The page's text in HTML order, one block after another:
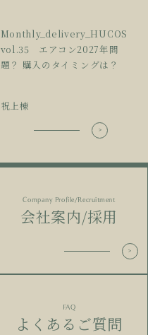
Monthly_delivery_HUCOS
vol.35 エアコン2027年問
題？ 購入のタイミングは？
祝上棟
Company Profile/Recruitment
会社案内/採用
FAQ
よくあるご質問